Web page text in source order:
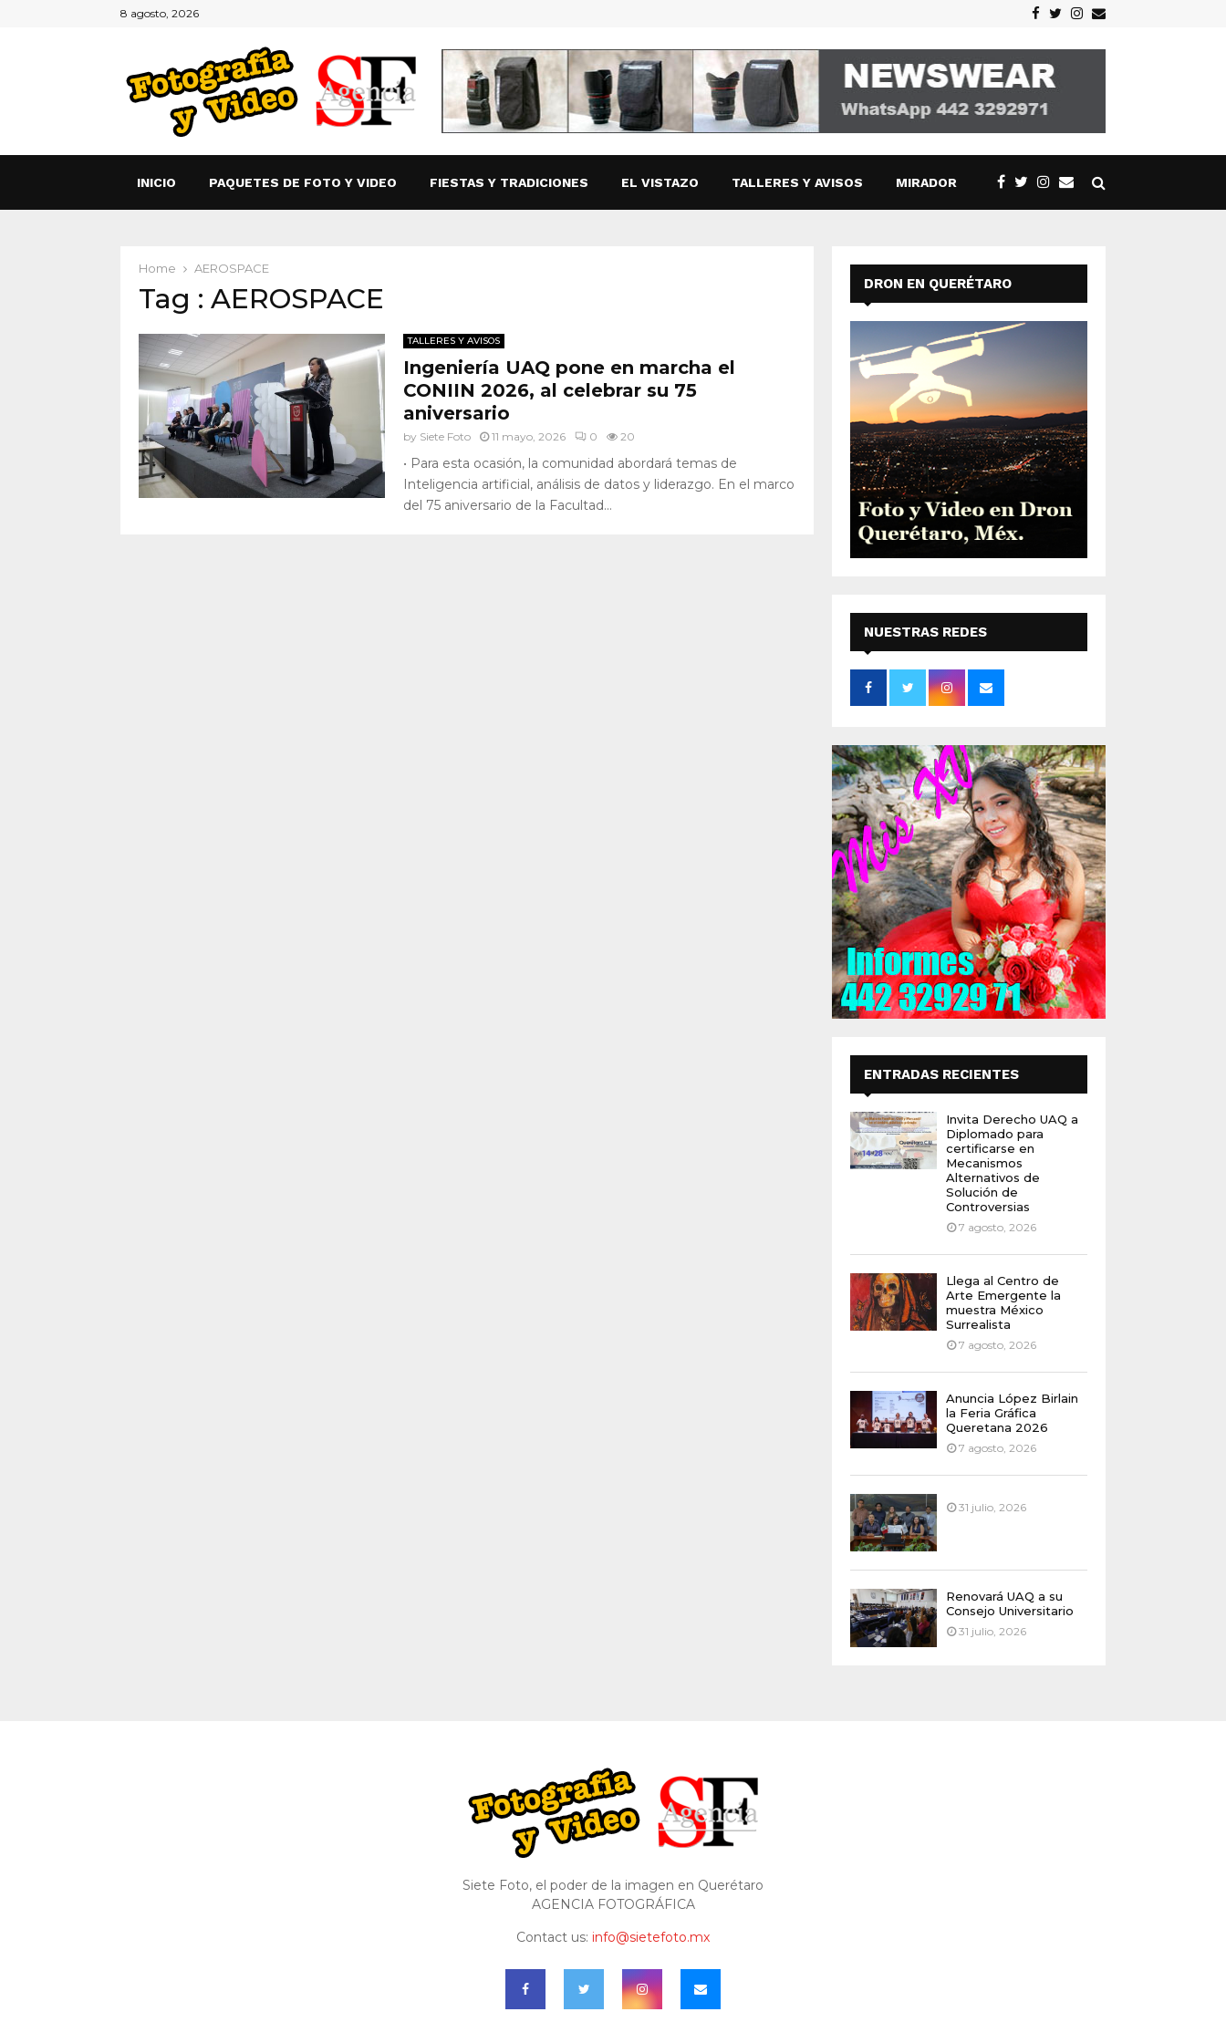
8 agosto, 2026 Facebook
TwitterInstagram
Email
INICIO PAQUETES DE FOTO Y VIDEO FIESTAS Y TRADICIONES EL VISTAZO TALLERES Y AVISOS MIRADOR
Home AEROSPACE
Tag : AEROSPACE
TALLERES Y AVISOS
Ingeniería UAQ pone en marcha el
CONIIN 2026, al celebrar su 75
aniversario
by Siete Foto 11 mayo, 2026 0 20
• Para esta ocasión, la comunidad abordará temas de
Inteligencia artificial, análisis de datos y liderazgo. En el marco
del 75 aniversario de la Facultad...
DRON EN QUERÉTARO
NUESTRAS REDES
SOCIALES
ENTRADAS RECIENTES
Invita Derecho UAQ a
Diplomado para
certificarse en
Mecanismos
Alternativos de
Solución de
Controversias
7 agosto, 2026
Llega al Centro de
Arte Emergente la
muestra México
Surrealista
7 agosto, 2026
Anuncia López Birlain
la Feria Gráfica
Queretana 2026
7 agosto, 2026
31 julio, 2026
Renovará UAQ a su
Consejo Universitario
31 julio, 2026
Siete Foto, el poder de la imagen en Querétaro
AGENCIA FOTOGRÁFICA
Contact us: info@sietefoto.mx